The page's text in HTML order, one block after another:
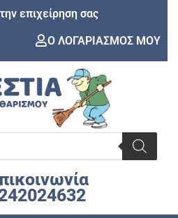
επιχείρηση σας
Ο ΛΟΓΑΡΙΑΣΜΟΣ ΜΟΥ